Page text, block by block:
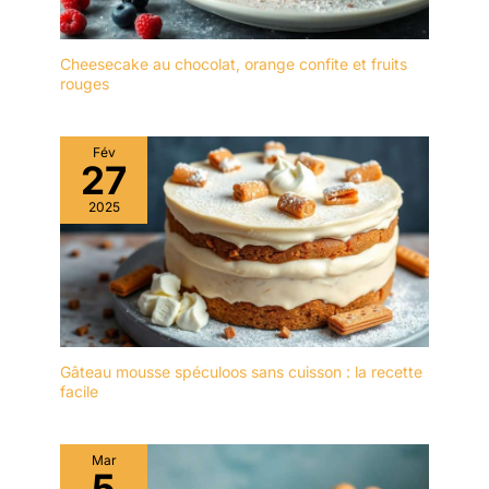
vie, il est recommandé de
lave-vaisselle. Après le
au sec. ✔[Remarque
importante] : si vous
rencontrez des
difficultés, n'hésitez pas
à nous contacter. Nous
vous répondrons dans
les 24 heures.
La partie dentelée de la
pelle à tarte permet de
couper et de soulever
Le couteau intégré a une
lame tranchante qui
permet de couper
facilement les tartes et
les gâteaux en portions.
La forme de la pelle à
gâteau est ergonomique
pour une prise en main
confortable et une bonne
Facile à nettoyer : la
les résidus alimentaires,
Cheesecake au chocolat, orange confite et fruits
rouges
Fév
27
2025
Gâteau mousse spéculoos sans cuisson : la recette
facile
Mar